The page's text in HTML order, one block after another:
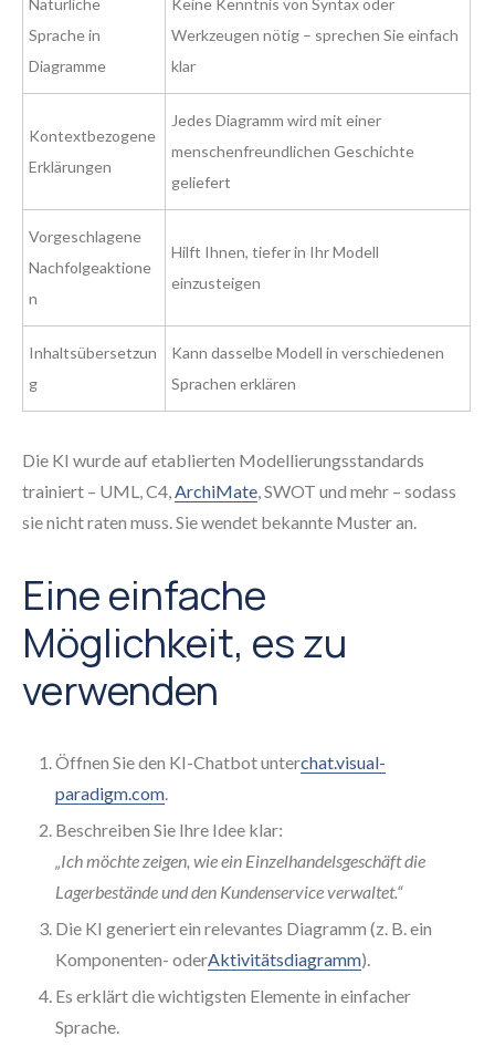
Natürliche
Sprache in
Diagramme
Keine Kenntnis von Syntax oder
Werkzeugen nötig – sprechen Sie einfach
klar
Kontextbezogene
Erklärungen
Jedes Diagramm wird mit einer
menschenfreundlichen Geschichte
geliefert
Vorgeschlagene
Nachfolgeaktione
n
Hilft Ihnen, tiefer in Ihr Modell
einzusteigen
Inhaltsübersetzun
g
Kann dasselbe Modell in verschiedenen
Sprachen erklären
Die KI wurde auf etablierten Modellierungsstandards
trainiert – UML, C4,ArchiMate, SWOT und mehr – sodass
sie nicht raten muss. Sie wendet bekannte Muster an.
Eine einfache
Möglichkeit, es zu
verwenden
Öffnen Sie den KI-Chatbot unterchat.visual-
paradigm.com.
Beschreiben Sie Ihre Idee klar:
„Ich möchte zeigen, wie ein Einzelhandelsgeschäft die
Lagerbestände und den Kundenservice verwaltet.“
Die KI generiert ein relevantes Diagramm (z. B. ein
Komponenten- oderAktivitätsdiagramm).
Es erklärt die wichtigsten Elemente in einfacher
Sprache.